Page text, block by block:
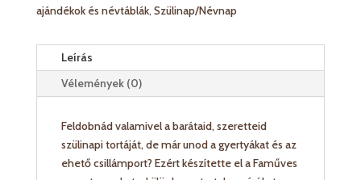
ajándékok és névtáblák,Szülinap/Névnap
Leírás
Vélemények (0)
Feldobnád valamivel a barátaid, szeretteid
szülinapi tortáját, de már unod a gyertyákat és az
ehető csillámport? Ezért készítette el a Faműves